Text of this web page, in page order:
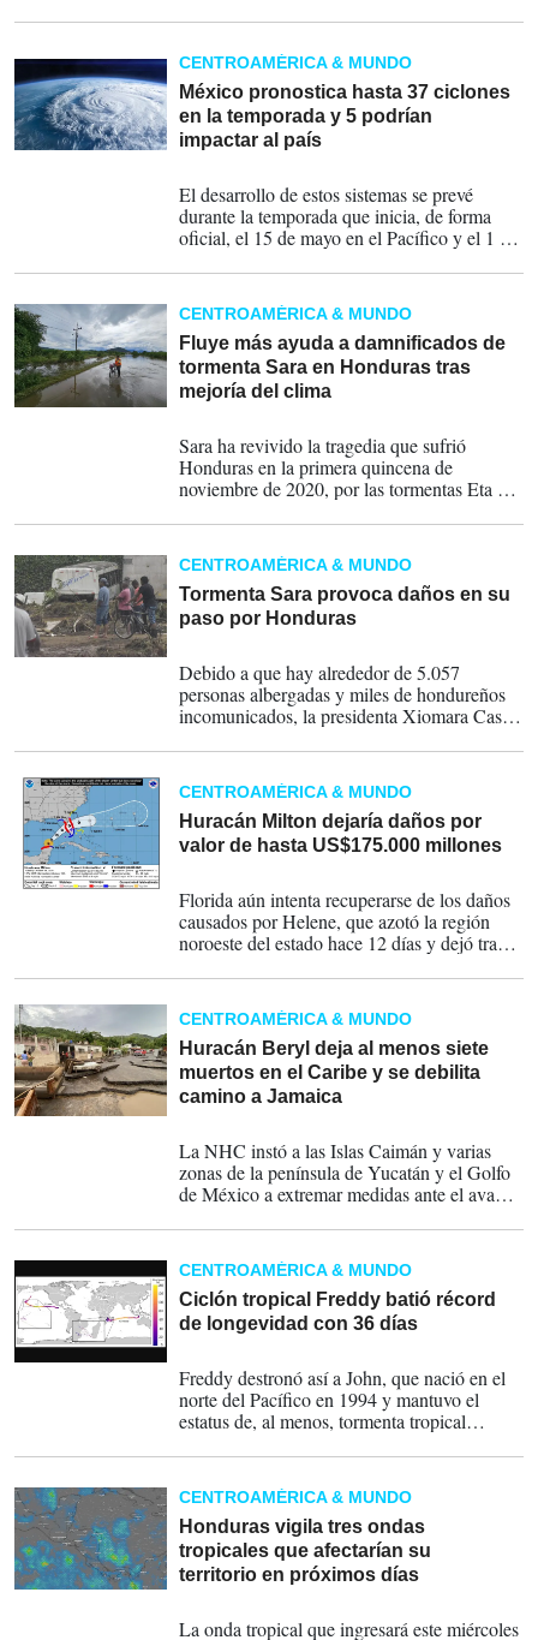
Centroamérica vulnerable.
CENTROAMÉRICA & MUNDO
México pronostica hasta 37 ciclones
en la temporada y 5 podrían
impactar al país
El desarrollo de estos sistemas se prevé
durante la temporada que inicia, de forma
oficial, el 15 de mayo en el Pacífico y el 1 de
noviembre en ambas cuencas.
CENTROAMÉRICA & MUNDO
Fluye más ayuda a damnificados de
tormenta Sara en Honduras tras
mejoría del clima
Sara ha revivido la tragedia que sufrió
Honduras en la primera quincena de
noviembre de 2020, por las tormentas Eta e
cuantiosos daños materiales.
CENTROAMÉRICA & MUNDO
Tormenta Sara provoca daños en su
paso por Honduras
Debido a que hay alrededor de 5.057
personas albergadas y miles de hondureños
incomunicados, la presidenta Xiomara Castro
y apoyo a todos los afectados por Sara.
CENTROAMÉRICA & MUNDO
Huracán Milton dejaría daños por
valor de hasta US$175.000 millones
Florida aún intenta recuperarse de los daños
causados por Helene, que azotó la región
noroeste del estado hace 12 días y dejó tras
Moody's calcula en unos 11.000 millones de
dólares.
CENTROAMÉRICA & MUNDO
Huracán Beryl deja al menos siete
muertos en el Caribe y se debilita
camino a Jamaica
La NHC instó a las Islas Caimán y varias
zonas de la península de Yucatán y el Golfo
de México a extremar medidas ante el avance
CENTROAMÉRICA & MUNDO
Ciclón tropical Freddy batió récord
de longevidad con 36 días
Freddy destronó así a John, que nació en el
norte del Pacífico en 1994 y mantuvo el
estatus de, al menos, tormenta tropical
según la OMM.
CENTROAMÉRICA & MUNDO
Honduras vigila tres ondas
tropicales que afectarían su
territorio en próximos días
La onda tropical que ingresará este miércoles